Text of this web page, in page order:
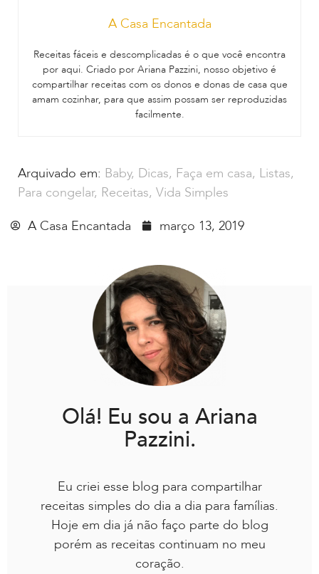
A Casa Encantada
Receitas fáceis e descomplicadas é o que você encontra
por aqui. Criado por Ariana Pazzini, nosso objetivo é
compartilhar receitas com os donos e donas de casa que
amam cozinhar, para que assim possam ser reproduzidas
facilmente.
Arquivado em: Baby, Dicas, Faça em casa, Listas,
Para congelar, Receitas, Vida Simples
A Casa Encantada
março 13, 2019
Olá! Eu sou a Ariana
Pazzini.
Eu criei esse blog para compartilhar
receitas simples do dia a dia para famílias.
Hoje em dia já não faço parte do blog
porém as receitas continuam no meu
coração.